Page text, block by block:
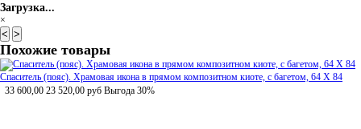
Загрузка...
×
< >
Похожие товары
Спаситель (пояс). Храмовая икона в прямом композитном киоте, с багетом, 64 Х 84
33 600,00 23 520,00 руб Выгода 30%